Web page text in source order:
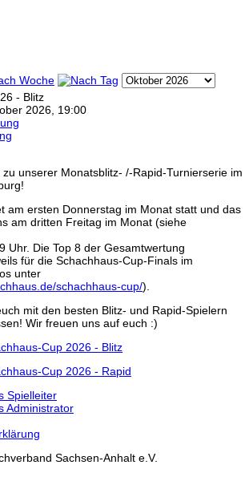
- Blitz
2026, 19:00
unserer Monatsblitz- /-Rapid-Turnierserie im
am ersten Donnerstag im Monat statt und das
am dritten Freitag im Monat (siehe
Uhr. Die Top 8 der Gesamtwertung
für die Schachhaus-Cup-Finals im
unter
schachhaus-cup/).
mit den besten Blitz- und Rapid-Spielern
Wir freuen uns auf euch :)
Cup 2026 - Blitz
Cup 2026 - Rapid
Spielleiter
Administrator
Sachsen-Anhalt e.V.